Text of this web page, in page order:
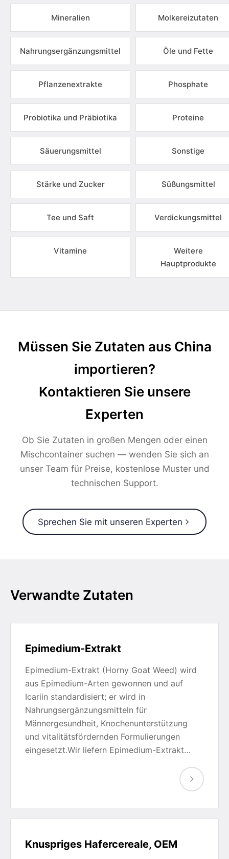
Mineralien Molkereizutaten
Nahrungsergänzungsmittel Öle und Fette
Pflanzenextrakte Phosphate
Probiotika und Präbiotika Proteine
Säuerungsmittel Sonstige
Stärke und Zucker Süßungsmittel
Tee und Saft Verdickungsmittel
Vitamine
Weitere
Hauptprodukte
Müssen Sie Zutaten aus China
importieren?
Kontaktieren Sie unsere
Experten
Ob Sie Zutaten in großen Mengen oder einen
Mischcontainer suchen — wenden Sie sich an
unser Team für Preise, kostenlose Muster und
technischen Support.
Sprechen Sie mit unseren Experten
Verwandte Zutaten
Epimedium-Extrakt
Epimedium-Extrakt (Horny Goat Weed) wird
aus Epimedium-Arten gewonnen und auf
Icariin standardisiert; er wird in
Nahrungsergänzungsmitteln für
Männergesundheit, Knochenunterstützung
und vitalitätsfördernden Formulierungen
eingesetzt.Wir liefern Epimedium-Extrakt…
Knuspriges Hafercereale, OEM